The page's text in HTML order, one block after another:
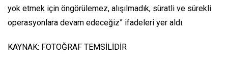
yok etmek için öngörülemez, alışılmadık, süratli ve sürekli
operasyonlara devam edeceğiz” ifadeleri yer aldı.
KAYNAK: FOTOĞRAF TEMSİLİDİR